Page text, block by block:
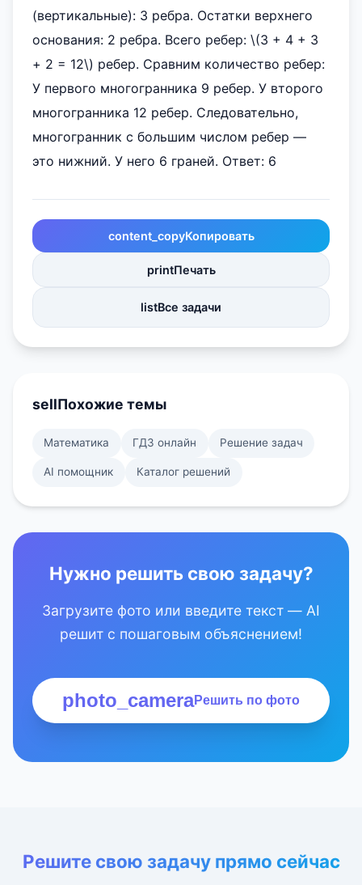
(вертикальные): 3 ребра. Остатки верхнего
основания: 2 ребра. Всего ребер: \(3 + 4 + 3
+ 2 = 12\) ребер. Сравним количество ребер:
У первого многогранника 9 ребер. У второго
многогранника 12 ребер. Следовательно,
многогранник с большим числом ребер —
это нижний. У него 6 граней. Ответ: 6
content_copyКопировать
printПечать
listВсе задачи
sellПохожие темы
Математика ГДЗ онлайн Решение задач
AI помощник Каталог решений
Нужно решить свою задачу?
Загрузите фото или введите текст — AI
решит с пошаговым объяснением!
photo_cameraРешить по фото
Решите свою задачу прямо сейчас